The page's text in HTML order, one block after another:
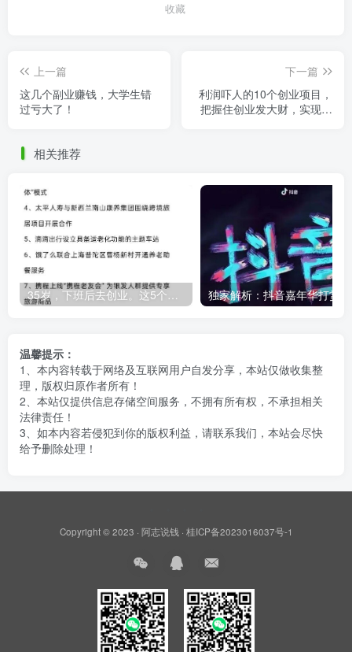
收藏
上一篇
这几个副业赚钱，大学生错
过亏大了！
下一篇
利润吓人的10个创业项目，
把握住创业发大财，实现财
相关推荐
温馨提示：
1、本内容转载于网络及互联网用户自发分享，本站仅做收集整
理，版权归原作者所有！
2、本站仅提供信息存储空间服务，不拥有所有权，不承担相关
法律责任！
3、如本内容若侵犯到你的版权利益，请联系我们，本站会尽快
给予删除处理！
Copyright © 2023 · 阿志说钱 · 桂ICP备2023016037号-1